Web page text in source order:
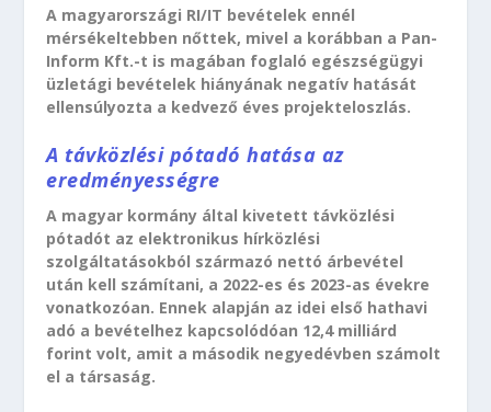
A magyarországi RI/IT bevételek ennél
mérsékeltebben nőttek, mivel a korábban a Pan-
Inform Kft.-t is magában foglaló egészségügyi
üzletági bevételek hiányának negatív hatását
ellensúlyozta a kedvező éves projekteloszlás.
A távközlési pótadó hatása az
eredményességre
A magyar kormány által kivetett távközlési
pótadót az elektronikus hírközlési
szolgáltatásokból származó nettó árbevétel
után kell számítani, a 2022-es és 2023-as évekre
vonatkozóan. Ennek alapján az idei első hathavi
adó a bevételhez kapcsolódóan 12,4 milliárd
forint volt, amit a második negyedévben számolt
el a társaság.